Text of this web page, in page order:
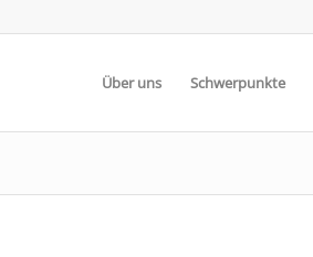
Über uns Schwerpunkte